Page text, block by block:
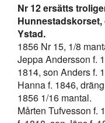
Nr 12 ersätts
Ystad.
1856 Nr 15, 1/8
Jeppa Andersson f.
1814, son Anders f.
Hanna f. 1846,
1856 1/16 mantal.
Mårten Tufvesson f.